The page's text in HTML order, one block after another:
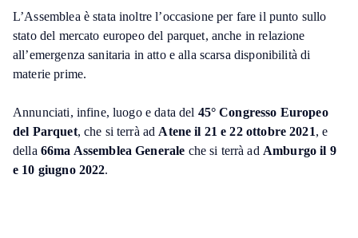
L’Assemblea è stata inoltre l’occasione per fare il punto sullo
stato del mercato europeo del parquet, anche in relazione
all’emergenza sanitaria in atto e alla scarsa disponibilità di
materie prime.
Annunciati, infine, luogo e data del 45° Congresso Europeo
del Parquet, che si terrà ad Atene il 21 e 22 ottobre 2021, e
della 66ma Assemblea Generale che si terrà ad Amburgo il 9
e 10 giugno 2022.